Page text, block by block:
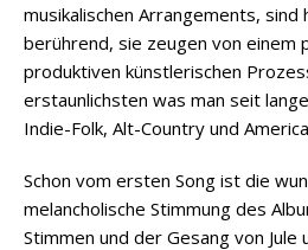
musikalischen Arrangements, sind
berührend, sie zeugen von einem
produktiven künstlerischen
erstaunlichsten was man seit
Indie-Folk, Alt-Country und
Schon vom ersten Song ist die
melancholische Stimmung des
Stimmen und der Gesang von Jule